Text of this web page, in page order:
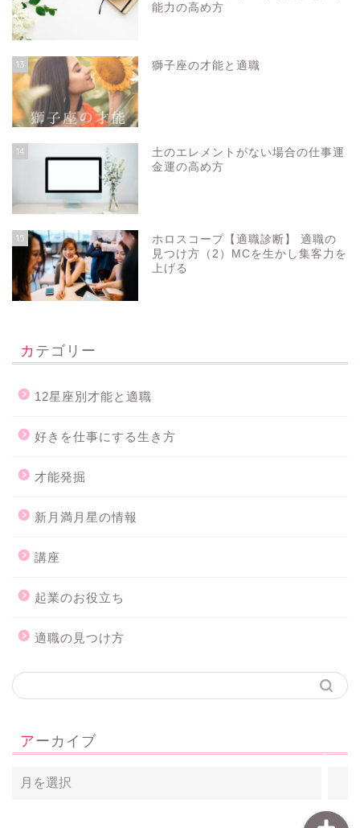
能力の高め方
13 獅子座の才能と適職
14
土のエレメントがない場合の仕事運
金運の高め方
15
ホロスコープ【適職診断】 適職の
見つけ方（2）MCを生かし集客力を
上げる
カテゴリー
12星座別才能と適職
好きを仕事にする生き方
才能発掘
新月満月星の情報
講座
起業のお役立ち
適職の見つけ方
アーカイブ
占星術講座